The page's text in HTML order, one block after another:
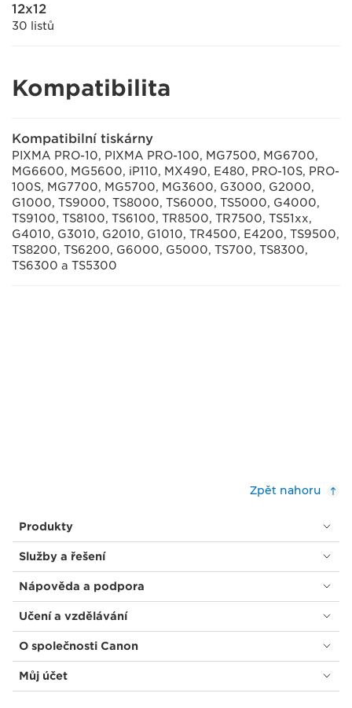
12x12
30 listů
Kompatibilita
Kompatibilní tiskárny
PIXMA PRO-10, PIXMA PRO-100, MG7500, MG6700,
MG6600, MG5600, iP110, MX490, E480, PRO-10S, PRO-
100S, MG7700, MG5700, MG3600, G3000, G2000,
G1000, TS9000, TS8000, TS6000, TS5000, G4000,
TS9100, TS8100, TS6100, TR8500, TR7500, TS51xx,
G4010, G3010, G2010, G1010, TR4500, E4200, TS9500,
TS8200, TS6200, G6000, G5000, TS700, TS8300,
TS6300 a TS5300
Zpět nahoru
Produkty
Služby a řešení
Nápověda a podpora
Učení a vzdělávání
O společnosti Canon
Můj účet